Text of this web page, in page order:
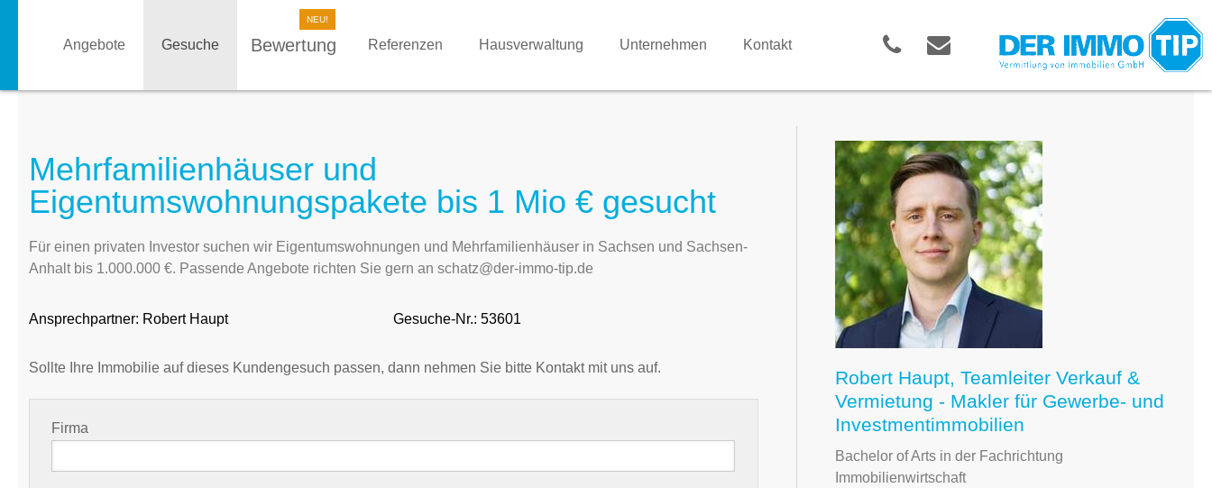
Angebote Gesuche Bewertung Referenzen Hausverwaltung Unternehmen Kontakt
Mehrfamilienhäuser und
Eigentumswohnungspakete bis 1 Mio € gesucht
Für einen privaten Investor suchen wir Eigentumswohnungen und Mehrfamilienhäuser in Sachsen und Sachsen-
Anhalt bis 1.000.000 €. Passende Angebote richten Sie gern an schatz@der-immo-tip.de
Ansprechpartner: Robert Haupt Gesuche-Nr.: 53601
Sollte Ihre Immobilie auf dieses Kundengesuch passen, dann nehmen Sie bitte Kontakt mit uns auf.
Firma
Robert Haupt, Teamleiter Verkauf &
Vermietung - Makler für Gewerbe- und
Investmentimmobilien
Bachelor of Arts in der Fachrichtung
Immobilienwirtschaft